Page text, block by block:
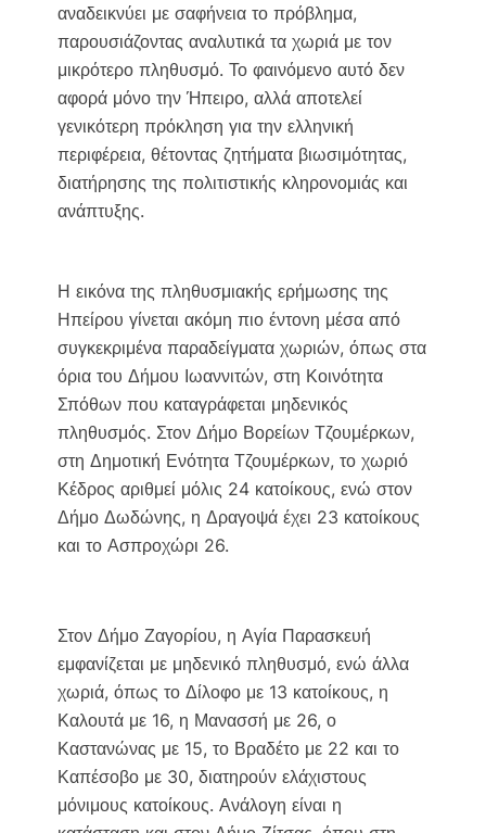
αναδεικνύει με σαφήνεια το πρόβλημα,
παρουσιάζοντας αναλυτικά τα χωριά με τον
μικρότερο πληθυσμό. Το φαινόμενο αυτό δεν
αφορά μόνο την Ήπειρο, αλλά αποτελεί
γενικότερη πρόκληση για την ελληνική
περιφέρεια, θέτοντας ζητήματα βιωσιμότητας,
διατήρησης της πολιτιστικής κληρονομιάς και
ανάπτυξης.
Η εικόνα της πληθυσμιακής ερήμωσης της
Ηπείρου γίνεται ακόμη πιο έντονη μέσα από
συγκεκριμένα παραδείγματα χωριών, όπως στα
όρια του Δήμου Ιωαννιτών, στη Κοινότητα
Σπόθων που καταγράφεται μηδενικός
πληθυσμός. Στον Δήμο Βορείων Τζουμέρκων,
στη Δημοτική Ενότητα Τζουμέρκων, το χωριό
Κέδρος αριθμεί μόλις 24 κατοίκους, ενώ στον
Δήμο Δωδώνης, η Δραγοψά έχει 23 κατοίκους
και το Ασπροχώρι 26.
Στον Δήμο Ζαγορίου, η Αγία Παρασκευή
εμφανίζεται με μηδενικό πληθυσμό, ενώ άλλα
χωριά, όπως το Δίλοφο με 13 κατοίκους, η
Καλουτά με 16, η Μανασσή με 26, ο
Καστανώνας με 15, το Βραδέτο με 22 και το
Καπέσοβο με 30, διατηρούν ελάχιστους
μόνιμους κατοίκους. Ανάλογη είναι η